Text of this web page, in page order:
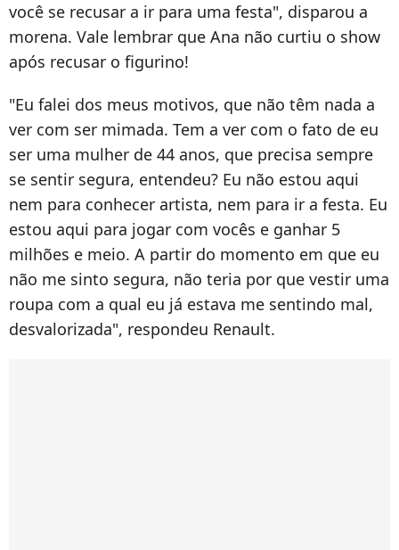
você se recusar a ir para uma festa", disparou a
morena. Vale lembrar que Ana não curtiu o show
após recusar o figurino!
"Eu falei dos meus motivos, que não têm nada a
ver com ser mimada. Tem a ver com o fato de eu
ser uma mulher de 44 anos, que precisa sempre
se sentir segura, entendeu? Eu não estou aqui
nem para conhecer artista, nem para ir a festa. Eu
estou aqui para jogar com vocês e ganhar 5
milhões e meio. A partir do momento em que eu
não me sinto segura, não teria por que vestir uma
roupa com a qual eu já estava me sentindo mal,
desvalorizada", respondeu Renault.